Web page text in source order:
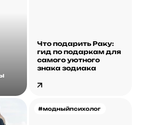
Что подарить Раку:
гид по подаркам для
самого уютного
знака зодиака
#модныйпсихолог